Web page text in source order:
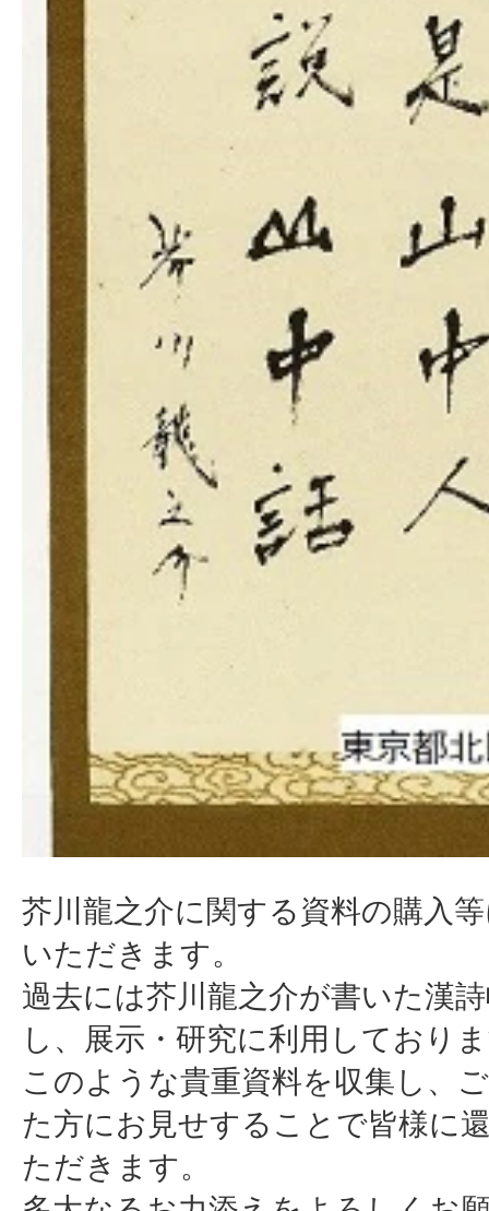
芥川龍之介に関する資料の購入
いただきます。
過去には芥川龍之介が書いた漢
し、展示・研究に利用しており
このような貴重資料を収集し、
た方にお見せすることで皆様に
ただきます。